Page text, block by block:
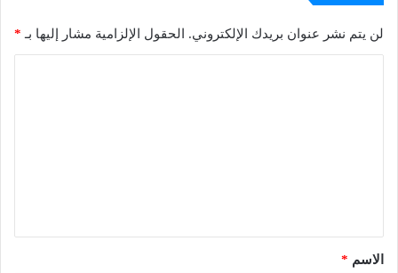
لن يتم نشر عنوان بريدك الإلكتروني. الحقول الإلزامية مشار إليها بـ *
*الاسم *